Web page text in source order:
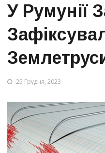
У Румунії
25 Грудня, 2023